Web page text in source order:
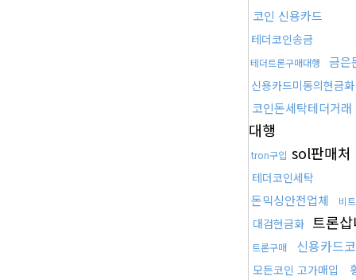
코인 신용카드
테더코인송금
테더트론구매대행 금은
신용카드미동의현금화
코인돈세탁테더거래
대행
tron구입 sol판매처
테더코인세탁
돈믹싱안전업체 비
대검현금화 트론
트론구매 신용카드
모든코인 고가매입